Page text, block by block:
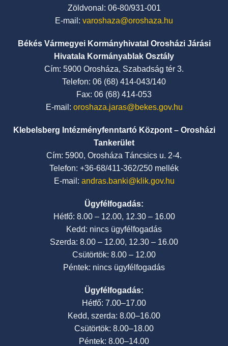
Zöldvonal: 06-80/931-001
E-mail: varoshaza@oroshaza.hu
Békés Vármegyei Kormányhivatal Orosházi Járási
Hivatala Kormányablak Osztály
Cím: 5900 Orosháza, Szabadság tér 3.
Telefon: 06 (68) 414-043/140
Fax: 06 (68) 414-053
E-mail: oroshaza.jaras@bekes.gov.hu
Klebelsberg Intézményfenntartó Központ – Orosházi
Tankerület
Cím: 5900, Orosháza Táncsics u. 2-4.
Telefon: +36-68/411-362/250 mellék
E-mail: andras.banki@klik.gov.hu
Ügyfélfogadás:
Hétfő: 8.00 – 12.00, 12.30 – 16.00
Kedd: nincs ügyfélfogadás
Szerda: 8.00 – 12.00, 12.30 – 16.00
Csütörtök: 8.00 – 12.00
Péntek: nincs ügyfélfogadás
Ügyfélfogadás:
Hétfő: 7.00–17.00
Kedd, szerda: 8.00–16.00
Csütörtök: 8.00–18.00
Péntek: 8.00–14.00